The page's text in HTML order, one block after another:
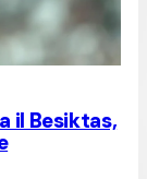
il Besiktas,